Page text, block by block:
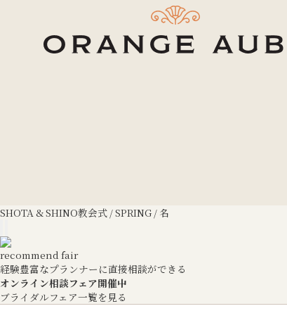
SHOTA & SHINO教会式 / SPRING / 名
recommend fair
経験豊富なプランナーに直接相談ができる
オンライン相談フェア開催中
ブライダルフェア一覧を見る